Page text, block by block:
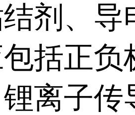
剂、导
括正负
离子传